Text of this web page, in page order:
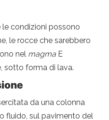
condizioni possono
le rocce che sarebbero
nel magma E
sotto forma di lava.
da una colonna
fluido, sul pavimento del